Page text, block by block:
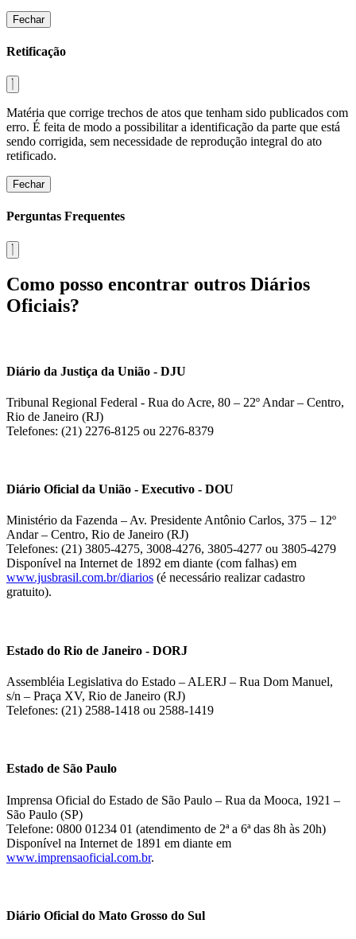
Fechar
Retificação
Matéria que corrige trechos de atos que tenham sido publicados com
erro. É feita de modo a possibilitar a identificação da parte que está
sendo corrigida, sem necessidade de reprodução integral do ato
retificado.
Fechar
Perguntas Frequentes
Como posso encontrar outros Diários
Oficiais?
Diário da Justiça da União - DJU
Tribunal Regional Federal - Rua do Acre, 80 – 22º Andar – Centro,
Rio de Janeiro (RJ)
Telefones: (21) 2276-8125 ou 2276-8379
Diário Oficial da União - Executivo - DOU
Ministério da Fazenda – Av. Presidente Antônio Carlos, 375 – 12º
Andar – Centro, Rio de Janeiro (RJ)
Telefones: (21) 3805-4275, 3008-4276, 3805-4277 ou 3805-4279
Disponível na Internet de 1892 em diante (com falhas) em
www.jusbrasil.com.br/diarios (é necessário realizar cadastro
gratuito).
Estado do Rio de Janeiro - DORJ
Assembléia Legislativa do Estado – ALERJ – Rua Dom Manuel,
s/n – Praça XV, Rio de Janeiro (RJ)
Telefones: (21) 2588-1418 ou 2588-1419
Estado de São Paulo
Imprensa Oficial do Estado de São Paulo – Rua da Mooca, 1921 –
São Paulo (SP)
Telefone: 0800 01234 01 (atendimento de 2ª a 6ª das 8h às 20h)
Disponível na Internet de 1891 em diante em
www.imprensaoficial.com.br.
Diário Oficial do Mato Grosso do Sul